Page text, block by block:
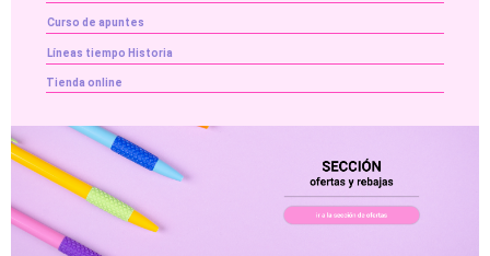
Curso de apuntes
Líneas tiempo Historia
Tienda online